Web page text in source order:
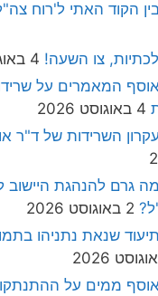
הקוד האתי ל'רוח
צו השעה! 4 באוגוסט 2026
המאמרים על
4 באוגוסט 2026
השרידות של ד"ר
גרם להנהגת היישוב
2 באוגוסט 2026
שנאת נתניהו
ממים על